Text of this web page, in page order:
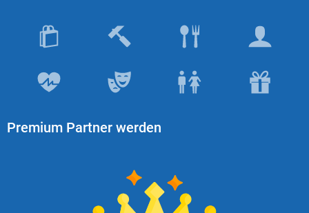
Premium Partner werden